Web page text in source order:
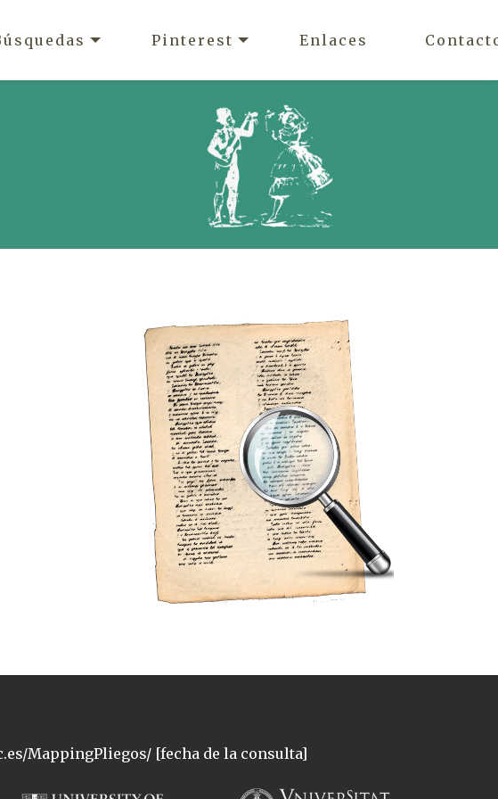
Pinterest Enlaces
MappingPliegos/ [fecha de la consulta]